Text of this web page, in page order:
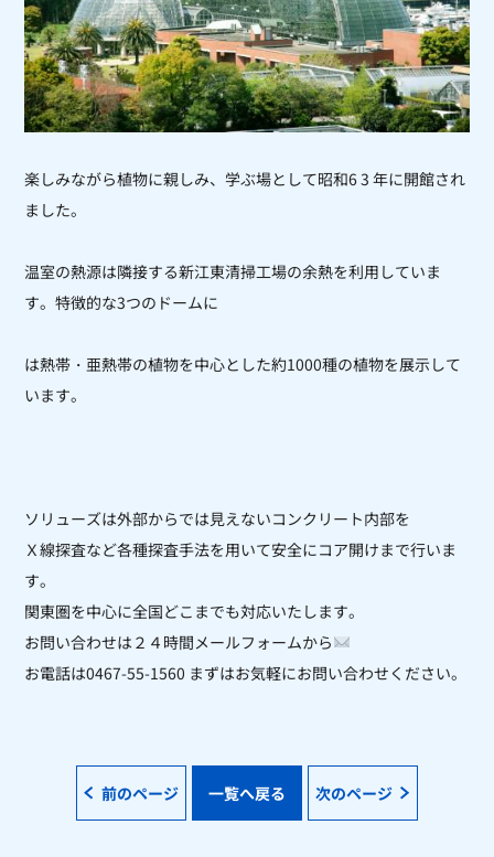
楽しみながら植物に親しみ、学ぶ場として昭和6 3 年に開館され
ました。
温室の熱源は隣接する新江東清掃工場の余熱を利用していま
す。特徴的な3つのドームに
は熱帯・亜熱帯の植物を中心とした約1000種の植物を展示して
います。
ソリューズは外部からでは見えないコンクリート内部を
Ｘ線探査など各種探査手法を用いて安全にコア開けまで行いま
す。
関東圏を中心に全国どこまでも対応いたします。
お問い合わせは２４時間メールフォームから
お電話は0467-55-1560 まずはお気軽にお問い合わせください。
前のページ 一覧へ戻る 次のページ